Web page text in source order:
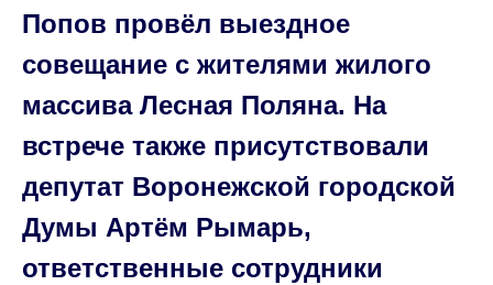
Попов провёл выездное
совещание с жителями жилого
массива Лесная Поляна. На
встрече также присутствовали
депутат Воронежской городской
Думы Артём Рымарь,
ответственные сотрудники